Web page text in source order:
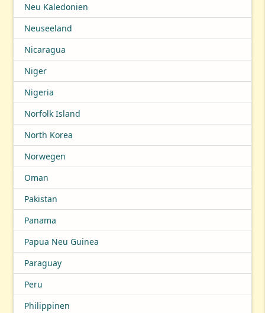
Neu Kaledonien
Neuseeland
Nicaragua
Niger
Nigeria
Norfolk Island
North Korea
Norwegen
Oman
Pakistan
Panama
Papua Neu Guinea
Paraguay
Peru
Philippinen